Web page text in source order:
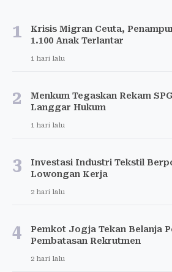
1
Krisis Migran Ceuta,
1.100 Anak Terlantar
1 hari lalu
2
Menkum Tegaskan Rekam
Langgar Hukum
1 hari lalu
3
Investasi Industri Tekstil
Lowongan Kerja
2 hari lalu
4
Pemkot Jogja Tekan Belanja
Pembatasan Rekrutmen
2 hari lalu